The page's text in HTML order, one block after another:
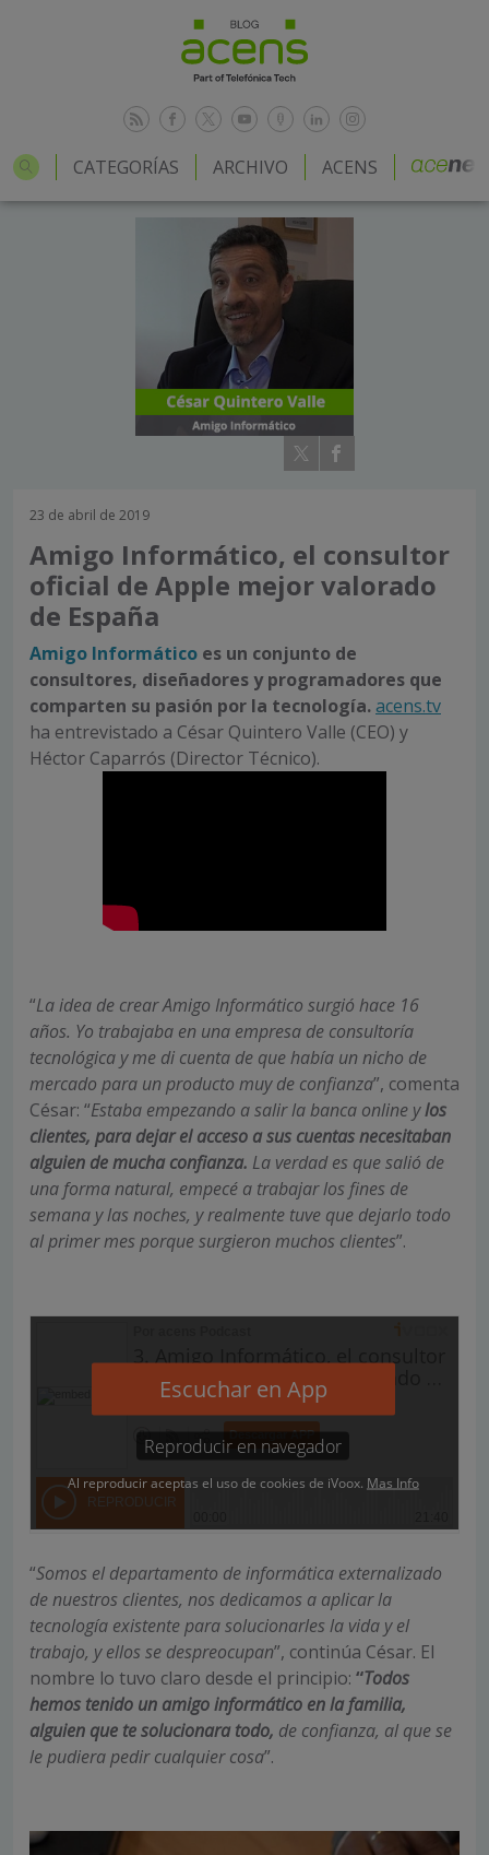
CATEGORÍAS ARCHIVO ACENS
23 de abril de 2019
Amigo Informático, el consultor
oficial de Apple mejor valorado
de España
Amigo Informático es un conjunto de
consultores, diseñadores y programadores que
comparten su pasión por la tecnología.acens.tv
ha entrevistado a César Quintero Valle (CEO) y
Héctor Caparrós (Director Técnico).
“La idea de crear Amigo Informático surgió hace 16
años. Yo trabajaba en una empresa de consultoría
tecnológica y me di cuenta de que había un nicho de
mercado para un producto muy de confianza”, comenta
César: “Estaba empezando a salir la banca online ylos
clientes, para dejar el acceso a sus cuentas necesitaban
alguien de mucha confianza. La verdad es que salió de
una forma natural, empecé a trabajar los fines de
semana y las noches, y realmente tuve que dejarlo todo
al primer mes porque surgieron muchos clientes”.
“Somos el departamento de informática externalizado
de nuestros clientes, nos dedicamos a aplicar la
tecnología existente para solucionarles la vida y el
trabajo, y ellos se despreocupan”, continúa César. El
nombre lo tuvo claro desde el principio: “Todos
hemos tenido un amigo informático en la familia,
alguien que te solucionara todo, de confianza, al que se
le pudiera pedir cualquier cosa”.